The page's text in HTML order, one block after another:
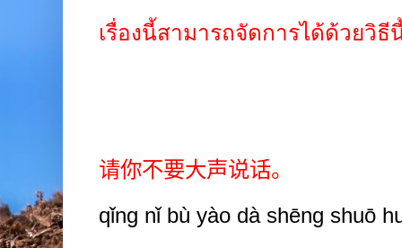
เรื่องนี้สามารถจัดการได้ด้วยวิธี
请你不要大声说话。
qǐng nǐ bù yào dà shēng shuō